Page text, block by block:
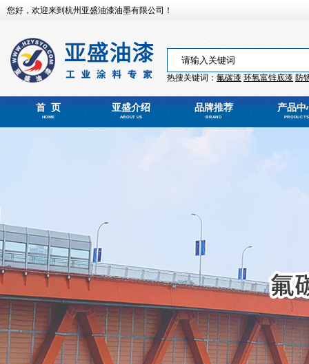
您好，欢迎来到杭州亚盛油漆油墨有限公司！
热搜关键词： 氟碳漆 环氧富锌底漆 防
首 页
HOME
亚盛介绍
ABOUT US
品牌推荐
BRAND
产品中
PRODUCTS